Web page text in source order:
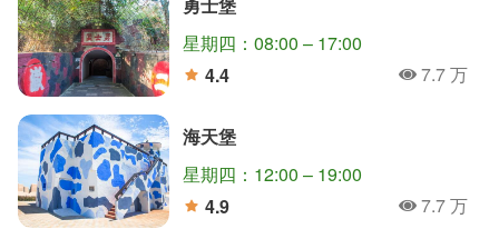
星期四：08:00 – 17:00
4.4
人氣7.7 万
海天堡
星期四：12:00 – 19:00
4.9
人氣7.7 万